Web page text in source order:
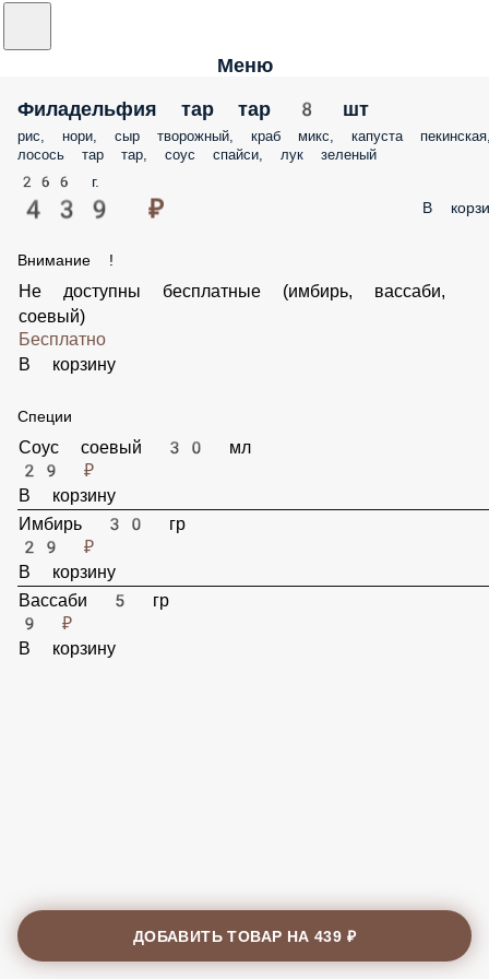
Меню
Филадельфия тар тар 8 шт
рис, нори, сыр творожный, краб микс, капуста
пекинская, лосось тар тар, соус спайси, лук зеленый
266 г.
439 ₽ В
Внимание !
Не доступны бесплатные (имбирь, вассаби,
соевый)
Бесплатно
В корзину
Специи
Соус соевый 30 мл
29 ₽
В корзину
Имбирь 30 гр
29 ₽
В корзину
Вассаби 5 гр
ДОБАВИТЬ ТОВАР НА439 ₽